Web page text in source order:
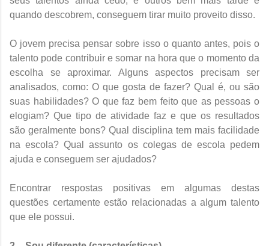
quando descobrem, conseguem tirar muito proveito disso.
O jovem precisa pensar sobre isso o quanto antes, pois o
talento pode contribuir e somar na hora que o momento da
escolha se aproximar. Alguns aspectos precisam ser
analisados, como: O que gosta de fazer? Qual é, ou são
suas habilidades? O que faz bem feito que as pessoas o
elogiam? Que tipo de atividade faz e que os resultados
são geralmente bons? Qual disciplina tem mais facilidade
na escola? Qual assunto os colegas de escola pedem
ajuda e conseguem ser ajudados?
Encontrar respostas positivas em algumas destas
questões certamente estão relacionadas a algum talento
que ele possui.